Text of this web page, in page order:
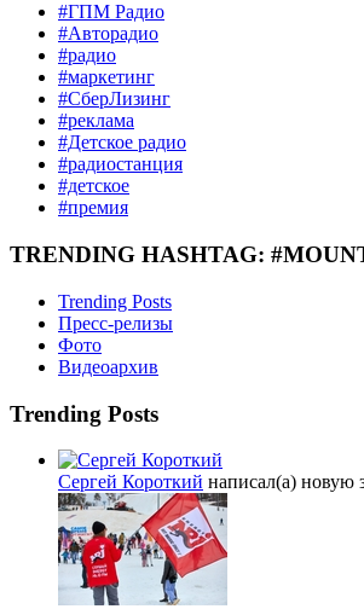
#ГПМ Радио
#Авторадио
#радио
#маркетинг
#СберЛизинг
#реклама
#Детское радио
#радиостанция
#детское
#премия
TRENDING HASHTAG:
Trending Posts
Пресс-релизы
Фото
Видеоархив
Trending Posts
Сергей Короткий написал(а) новую